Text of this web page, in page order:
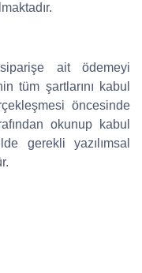
ait ödemeyi
tüm şartlarını kabul
öncesinde
okunup kabul
gerekli yazılımsal